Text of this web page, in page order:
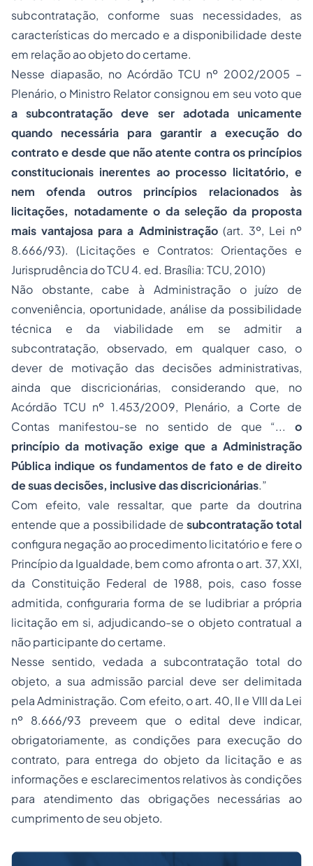
subcontratação, conforme suas necessidades, as
características do mercado e a disponibilidade deste
em relação ao objeto do certame.
Nesse diapasão, no Acórdão TCU nº 2002/2005 –
Plenário, o Ministro Relator consignou em seu voto que
a subcontratação deve ser adotada unicamente
quando necessária para garantir a execução do
contrato e desde que não atente contra os princípios
constitucionais inerentes ao processo licitatório, e
nem ofenda outros princípios relacionados às
licitações, notadamente o da seleção da proposta
mais vantajosa para a Administração(art. 3º, Lei nº
8.666/93). (Licitações e Contratos: Orientações e
Jurisprudência do TCU 4. ed. Brasília: TCU, 2010)
Não obstante, cabe à Administração o juízo de
conveniência, oportunidade, análise da possibilidade
técnica e da viabilidade em se admitir a
subcontratação, observado, em qualquer caso, o
dever de motivação das decisões administrativas,
ainda que discricionárias, considerando que, no
Acórdão TCU nº 1.453/2009, Plenário, a Corte de
Contas manifestou-se no sentido de que “... o
princípio da motivação exige que a Administração
Pública indique os fundamentos de fato e de direito
de suas decisões, inclusive das discricionárias.”
Com efeito, vale ressaltar, que parte da doutrina
entende que a possibilidade de subcontratação total
configura negação ao procedimento licitatório e fere o
Princípio da Igualdade, bem como afronta o art. 37, XXI,
da Constituição Federal de 1988, pois, caso fosse
admitida, configuraria forma de se ludibriar a própria
licitação em si, adjudicando-se o objeto contratual a
não participante do certame.
Nesse sentido, vedada a subcontratação total do
objeto, a sua admissão parcial deve ser delimitada
pela Administração. Com efeito, o art. 40, II e VIII da Lei
nº 8.666/93 preveem que o edital deve indicar,
obrigatoriamente, as condições para execução do
contrato, para entrega do objeto da licitação e as
informações e esclarecimentos relativos às condições
para atendimento das obrigações necessárias ao
cumprimento de seu objeto.